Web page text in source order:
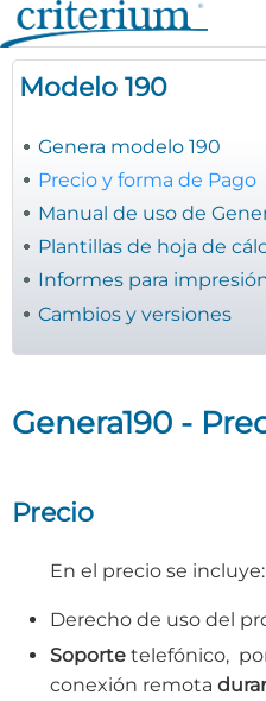
Pasar
al
contenido
principal
Modelo 190
Genera modelo 190
Precio y forma de Pago
Manual de uso de
Plantillas de hoja de
Informes para
Cambios y versiones
Genera190 -
Precio
En el precio se incluye:
Derecho de uso del
Soporte telefónico,
conexión remota